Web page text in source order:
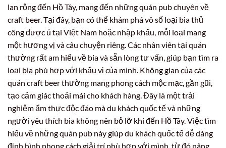
lan rộng đến Hồ Tây, mang đến những quán pub chuyên về
craft beer. Tại đây, bạn có thể khám phá vô số loại bia thủ
công được ủ tại Việt Nam hoặc nhập khẩu, mỗi loại mang
một hương vị và câu chuyện riêng. Các nhân viên tại quán
thường rất am hiểu về bia và sẵn lòng tư vấn, giúp bạn tìm ra
loại bia phù hợp với khẩu vị của mình. Không gian của các
quán craft beer thường mang phong cách mộc mạc, gần gũi,
tạo cảm giác thoải mái cho khách hàng. Đây là một trải
nghiệm ẩm thực độc đáo mà du khách quốc tế và những
người yêu thích bia không nên bỏ lỡ khi đến Hồ Tây. Việc tìm
hiểu về những quán pub này giúp du khách quốc tế dễ dàng
định hình phong cách giải trí phù hợp với mình, từ đó nâng